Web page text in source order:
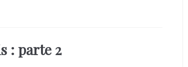
: parte 2